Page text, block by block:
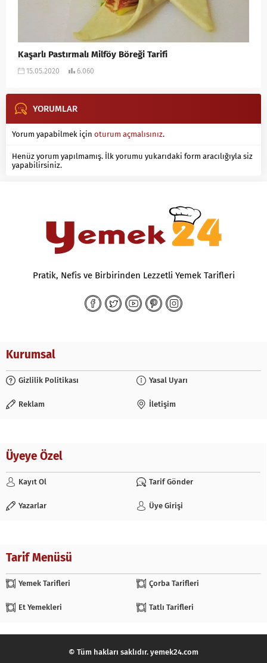
Kaşarlı Pastırmalı Milföy Böreği Tarifi
15.05.2020 6.060
YORUMLAR
Yorum yapabilmek için oturum açmalısınız.
Henüz yorum yapılmamış. İlk yorumu yukarıdaki form aracılığıyla siz
yapabilirsiniz.
Pratik, Nefis ve Birbirinden Lezzetli Yemek Tarifleri
Kurumsal
Gizlilik Politikası Yasal Uyarı
Reklam İletişim
Üyeye Özel
Kayıt Ol Tarif Gönder
Yazarlar Üye Girişi
Tarif Menüsü
Yemek Tarifleri Çorba Tarifleri
Et Yemekleri Tatlı Tarifleri
© Tüm hakları saklıdır. yemek24.com